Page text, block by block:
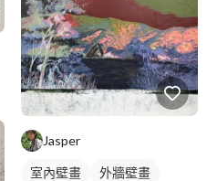
Jasper
室內壁畫
外牆壁畫